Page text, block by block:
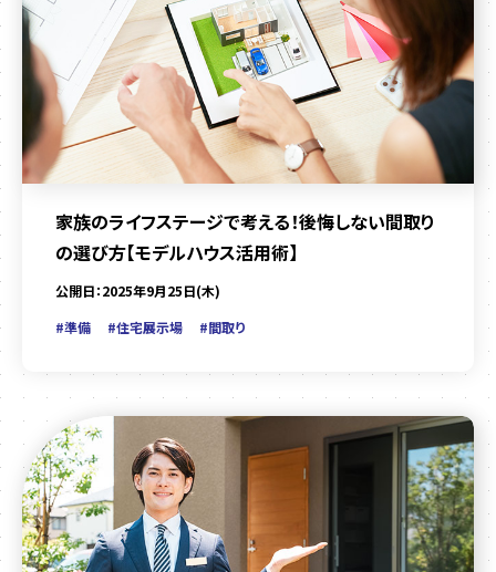
家族のライフステージで考える！後悔しない間取り
の選び方【モデルハウス活用術】
公開日：2025年9月25日(木)
#準備
#住宅展示場 #間取り